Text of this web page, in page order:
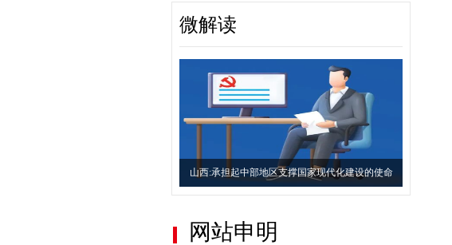
微解读
山西:承担起中部地区支撑国家现代化建设的使命
网站申明